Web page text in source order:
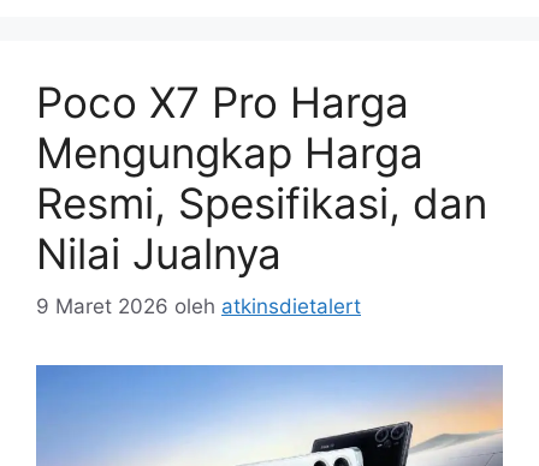
Poco X7 Pro Harga
Mengungkap Harga
Resmi, Spesifikasi, dan
Nilai Jualnya
9 Maret 2026 oleh atkinsdietalert